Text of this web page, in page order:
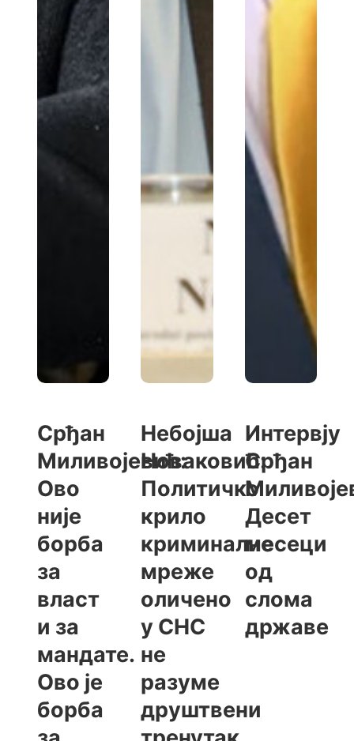
Срђан
Миливојевић:
Ово
није
борба
за
власт
и за
мандате.
Ово је
борба
Небојша
Новаковић:
Политичко
крило
криминалне
мреже
оличено
у СНС
не
разуме
друштвени
Интервју
Срђан
Десет
месеци
од
слома
државе